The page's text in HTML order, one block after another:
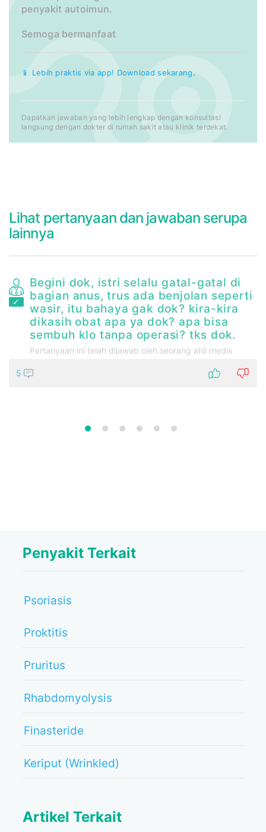
penyakit autoimun.
Semoga bermanfaat
📱 Lebih praktis via app! Download sekarang.
Dapatkan jawaban yang lebih lengkap dengan konsultasi
langsung dengan dokter di rumah sakit atau klinik terdekat.
Lihat pertanyaan dan jawaban serupa
lainnya
Begini dok, istri selalu gatal-gatal di
bagian anus, trus ada benjolan seperti
wasir, itu bahaya gak dok? kira-kira
dikasih obat apa ya dok? apa bisa
sembuh klo tanpa operasi? tks dok.
Pertanyaan ini telah dijawab oleh seorang ahli medis
5
Penyakit Terkait
Psoriasis
Proktitis
Pruritus
Rhabdomyolysis
Finasteride
Keriput (Wrinkled)
Artikel Terkait